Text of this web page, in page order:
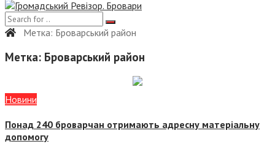
Метка: Броварський район
Метка: Броварський район
Новини
Понад 240 броварчан отримають адресну матеріальну
допомогу